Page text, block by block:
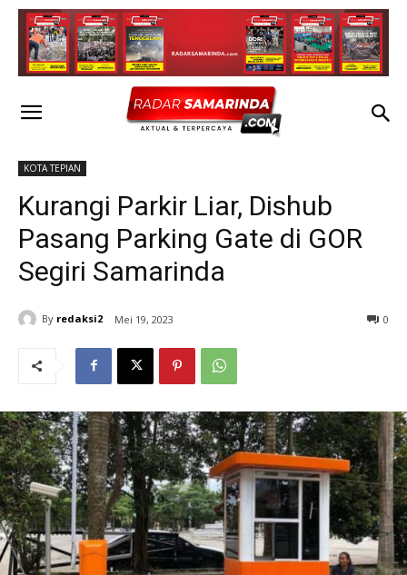
KOTA TEPIAN
Kurangi Parkir Liar, Dishub
Pasang Parking Gate di GOR
Segiri Samarinda
By redaksi2 Mei 19, 2023 0